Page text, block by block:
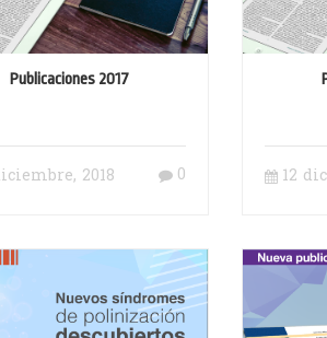
Publicaciones 2017
2018 0 12